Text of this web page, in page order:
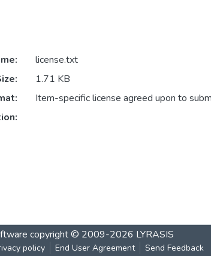
license.txt
1.71 KB
Item-specific license agreed upon to
copyright © 2009-2026 LYRASIS
policy End User Agreement Send Feedback